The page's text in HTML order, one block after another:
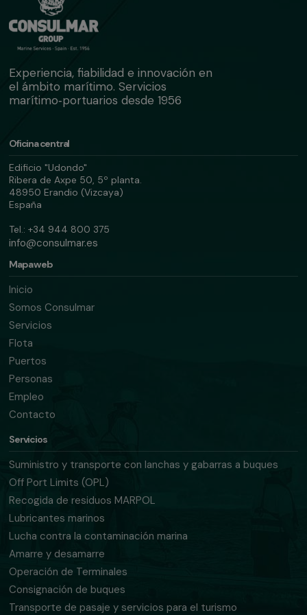
Experiencia, fiabilidad e innovación en
el ámbito marítimo. Servicios
marítimo‑portuarios desde 1956
Oficina central
Edificio "Udondo"
Ribera de Axpe 50, 5º planta.
48950 Erandio (Vizcaya)
España
Tel.: +34 944 800 375
info@consulmar.es
Mapa web
Inicio
Somos Consulmar
Servicios
Flota
Puertos
Personas
Empleo
Contacto
Servicios
Suministro y transporte con lanchas y gabarras a buques
Off Port Limits (OPL)
Recogida de residuos MARPOL
Lubricantes marinos
Lucha contra la contaminación marina
Amarre y desamarre
Operación de Terminales
Consignación de buques
Transporte de pasaje y servicios para el turismo